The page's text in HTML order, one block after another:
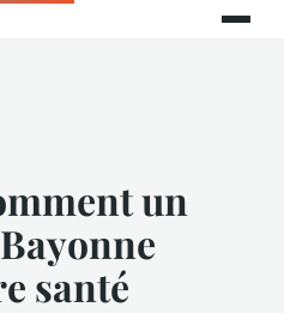
un
santé